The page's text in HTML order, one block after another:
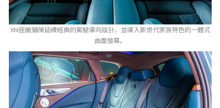
XM座艙鋪陳延續經典的駕駛導向設計，並導入新世代家族特色的一體式
曲面螢幕。